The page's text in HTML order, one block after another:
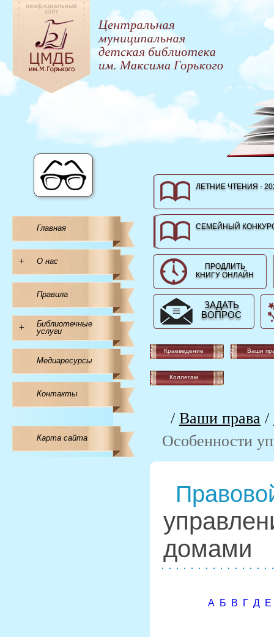
Главная
+ О нас
Правила
+
Библиотечные
услуги
Медиаресурсы
Контакты
Карта сайта
ЛЕТНИЕ ЧТЕНИЯ -
СЕМЕЙНЫЙ
ПРОДЛИТЬ
КНИГУ ОНЛАЙН
ЗАДАТЬ
ВОПРОС
Краеведение Ваши
Коллегам
/ Ваши права /
Особенности
домами
А Б В Г Д Е